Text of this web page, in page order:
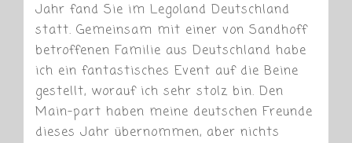
Jahr fand Sie im Legoland Deutschland
statt. Gemeinsam mit einer von Sandhoff
betroffenen Familie aus Deutschland habe
ich ein fantastisches Event auf die Beine
gestellt, worauf ich sehr stolz bin. Den
Main-part haben meine deutschen Freunde
dieses Jahr übernommen, aber nichts